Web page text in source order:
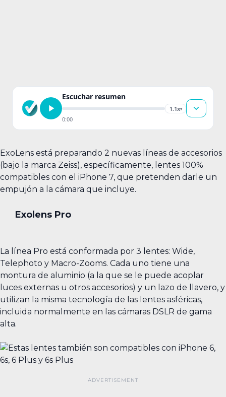
Escuchar resumen
1.1x▾
0:00
ExoLens está preparando 2 nuevas líneas de accesorios
(bajo la marca Zeiss), específicamente, lentes 100%
compatibles con el iPhone 7, que pretenden darle un
empujón a la cámara que incluye.
Exolens Pro
La línea Pro está conformada por 3 lentes: Wide,
Telephoto y Macro-Zooms. Cada uno tiene una
montura de aluminio (a la que se le puede acoplar
luces externas u otros accesorios) y un lazo de llavero, y
utilizan la misma tecnología de las lentes asféricas,
incluida normalmente en las cámaras DSLR de gama
alta.